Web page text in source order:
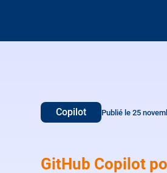
Copilot Publié le 25
GitHub Copilot